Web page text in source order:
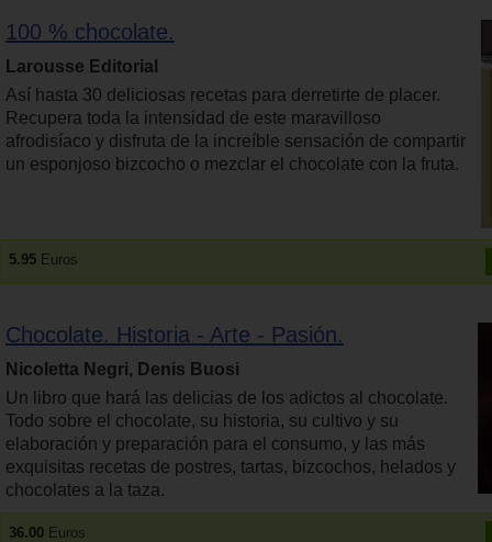
100 % chocolate.
Larousse Editorial
Así hasta 30 deliciosas recetas para derretirte de placer.
Recupera toda la intensidad de este maravilloso
afrodisíaco y disfruta de la increíble sensación de compartir
un esponjoso bizcocho o mezclar el chocolate con la fruta.
5.95 Euros
Chocolate. Historia - Arte - Pasión.
Nicoletta Negri, Denis Buosi
Un libro que hará las delicias de los adictos al chocolate.
Todo sobre el chocolate, su historia, su cultivo y su
elaboración y preparación para el consumo, y las más
exquisitas recetas de postres, tartas, bizcochos, helados y
chocolates a la taza.
36.00 Euros